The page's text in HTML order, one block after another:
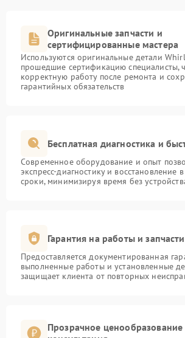
Оригинальные запчасти и
сертифицированные мастера
Используются оригинальные детали
прошедшие сертификацию специалисты,
корректную работу после ремонта и
гарантийных обязательств
Бесплатная диагностика и
Современное оборудование и опыт
экспресс-диагностику и восстановление
сроки, минимизируя время без
Гарантия на работы и запчасти
Предоставляется документированная
выполненные работы и установленные
защищает клиента от повторных
Прозрачное ценообразование